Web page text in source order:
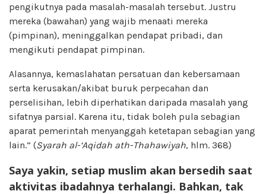
pengikutnya pada masalah-masalah tersebut. Justru
mereka (bawahan) yang wajib menaati mereka
(pimpinan), meninggalkan pendapat pribadi, dan
mengikuti pendapat pimpinan.
Alasannya, kemaslahatan persatuan dan kebersamaan
serta kerusakan/akibat buruk perpecahan dan
perselisihan, lebih diperhatikan daripada masalah yang
sifatnya parsial. Karena itu, tidak boleh pula sebagian
aparat pemerintah menyanggah ketetapan sebagian yang
lain.” (Syarah al-‘Aqidah ath-Thahawiyah, hlm. 368)
Saya yakin, setiap muslim akan bersedih saat
aktivitas ibadahnya terhalangi. Bahkan, tak